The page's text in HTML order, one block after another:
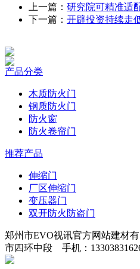
上一篇： 研究院可精准适
下一篇： 开辟投资持续走
产品分类
木质防火门
钢质防火门
防火窗
防火卷帘门
推荐产品
伸缩门
厂区伸缩门
变压器门
双开防火防盗门
郑州市EVO视讯官方网站建材
市四环中段 手机：